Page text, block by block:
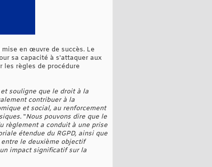
en œuvre de succès. Le
sa capacité à s'attaquer aux
les règles de procédure
souligne que le droit à la
contribuer à la
et social, au renforcement
"Nous pouvons dire que le
règlement a conduit à une prise
étendue du RGPD, ainsi que
le deuxième objectif
impact significatif sur la